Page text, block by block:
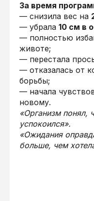
За время
— снизила вес на
— убрала 10 см в
— полностью
животе;
— перестала
— отказалась от
борьбы;
— начала
новому.
«Организм понял,
успокоился».
«Ожидания
больше, чем